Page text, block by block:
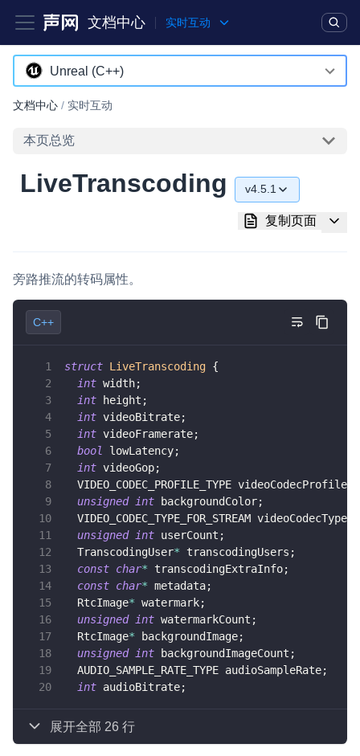
文档中心 实时互动
产品 解决方案
突破传统文字交互模式，与 AI 进行高拟真、自然流畅的实时语
扩展性和更优秀的互动效果
实时消息
一整套低延时、高并发、可扩展、高可靠的实时消息及状态同步
即时通讯 IM NEW
一整套高可靠、低时延、高并发、安全、全球化的即时聊天云服
融合 CDN 直播
对接国内外多家 CDN 供应商，提供一个整体播放体验最佳的
CDN 直播方案
媒体流加速
为智能硬件提供优质的媒体流传输，实现人与人、人与物、物与
物的实时互动连接
实时互动扩展能力
实时转录翻译
快速实现实时的语音转写功能
互动白板
Unreal (C++)
Android
iOS
小程序
Electron
Unity
Flutter
React Native
Unreal (C++)
Unreal (Blueprint)
React
文档中心 / 实时互动
本页总览
LiveTranscoding v4.5.1
v4.5.1复制页面
旁路推流的转码属性。
C++
struct LiveTranscoding {
int width;
int height ;
int videoBitrate;
int videoFramerate;
bool
lowLatency;
int videoGop;
  VIDEO_CODEC_PROFILE_TYPE videoCodecProfile
unsigned
int backgroundColor;
  VIDEO_CODEC_TYPE_FOR_STREAM videoCodecType
unsigned
int userCount ;
  TranscodingUser
* transcodingUsers ;
const char* transcodingExtraInfo;
const char* metadata;
  RtcImage
* watermark;
unsigned
int watermarkCount ;
  RtcImage
* backgroundImage;
unsigned
int backgroundImageCount ;
  AUDIO_SAMPLE_RATE_TYPE audioSampleRate
;
int audioBitrate;
展开全部 26 行